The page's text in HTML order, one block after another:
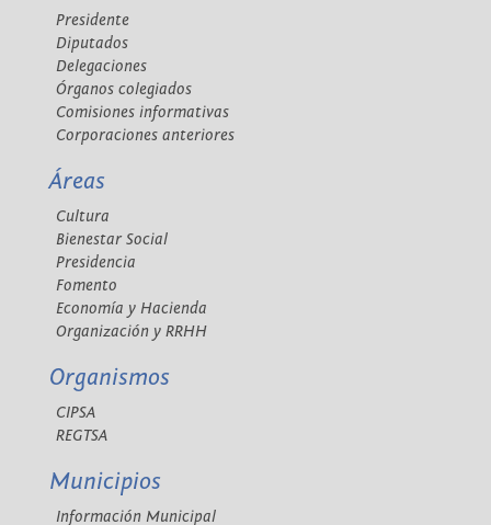
Presidente
Diputados
Delegaciones
Órganos colegiados
Comisiones informativas
Corporaciones anteriores
Áreas
Cultura
Bienestar Social
Presidencia
Fomento
Economía y Hacienda
Organización y RRHH
Organismos
CIPSA
REGTSA
Municipios
Información Municipal